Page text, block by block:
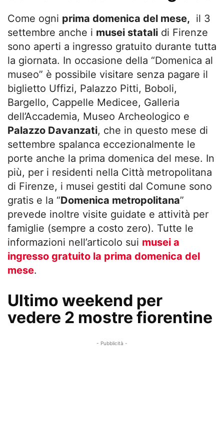
Come ogni prima domenica del mese, il 3
settembre anche i musei statali di Firenze
sono aperti a ingresso gratuito durante tutta
la giornata. In occasione della “Domenica al
museo” è possibile visitare senza pagare il
biglietto Uffizi, Palazzo Pitti, Boboli,
Bargello, Cappelle Medicee, Galleria
dell’Accademia, Museo Archeologico e
Palazzo Davanzati, che in questo mese di
settembre spalanca eccezionalmente le
porte anche la prima domenica del mese. In
più, per i residenti nella Città metropolitana
di Firenze, i musei gestiti dal Comune sono
gratis e la “Domenica metropolitana”
prevede inoltre visite guidate e attività per
famiglie (sempre a costo zero). Tutte le
informazioni nell’articolo sui musei a
ingresso gratuito la prima domenica del
mese.
Ultimo weekend per
vedere 2 mostre fiorentine
- Pubblicità -